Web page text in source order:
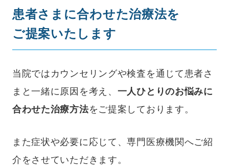
患者さまに合わせた治療法を
ご提案いたします
当院ではカウンセリングや検査を通じて患者さ
まと一緒に原因を考え、 一人ひとりのお悩みに
合わせた治療方法をご提案しております。
また症状や必要に応じて、専門医療機関へご紹
介をさせていただきます。